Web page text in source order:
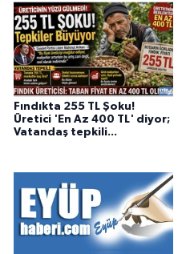
Fındıkta 255 TL Şoku!
Üretici 'En Az 400 TL' diyor;
Vatandaş tepkili...